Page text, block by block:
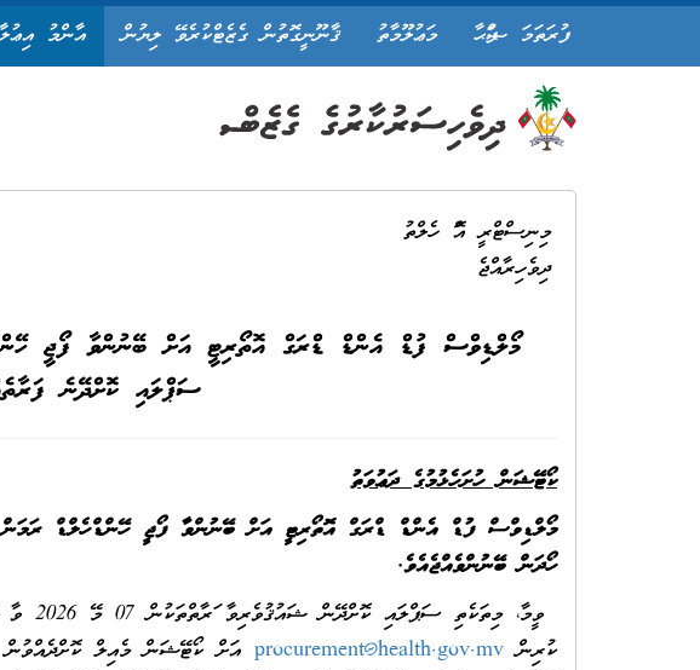
ފުރަތަމަ ޞަފްޙާ މަޢުލޫމާތު ޤާނޫނީގޮތުން ގެޒެޓްކުރެވޭ ލިޔުން އާންމު
މިނިސްޓްރީ އޮފް ހެލްތު
ދިވެހިރާއްޖެ
ސަޕްލައި ކޮށްދޭނެ
ކޯޓޭޝަން ހުށަހެޅުމުގެ ދަޢުވަތު
މޯލްޑިވްސް ފުޑް އެންޑް ޑްރަގް އޮތޯރިޓީ އަށް ބޭނުންވާފޯޖީ ހޭންޑްހެލްޑް ރަމަން
ހޯދަން ބޭނުންވެއްޖެއެވެ.
ކުރިން procurement@health.gov.mv އަށް ކޯޓޭޝަން މެއިލް ކޮށްދެއްވުން